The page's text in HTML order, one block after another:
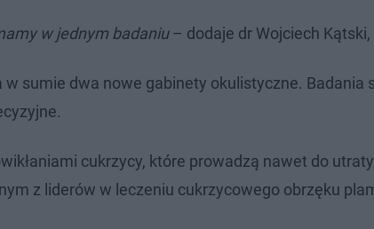
w jednym badaniu– dodaje dr Wojciech Kątski,
sumie dwa nowe gabinety okulistyczne. Badania
cukrzycy, które prowadzą nawet do
z liderów w leczeniu cukrzycowego obrzęku